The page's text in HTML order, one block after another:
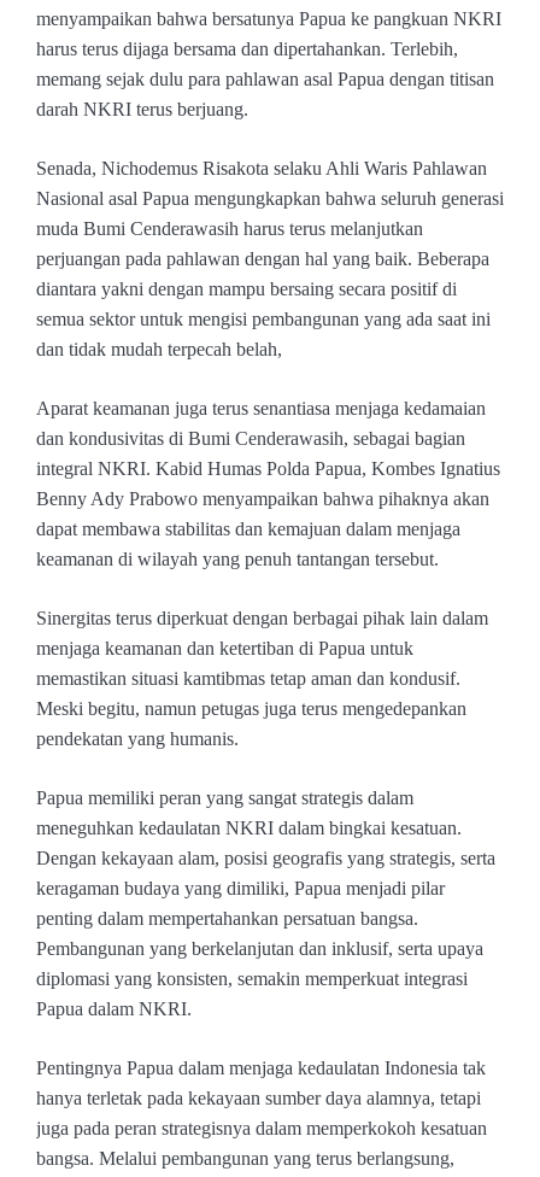
menyampaikan bahwa bersatunya Papua ke pangkuan NKRI
harus terus dijaga bersama dan dipertahankan. Terlebih,
memang sejak dulu para pahlawan asal Papua dengan titisan
darah NKRI terus berjuang.
Senada, Nichodemus Risakota selaku Ahli Waris Pahlawan
Nasional asal Papua mengungkapkan bahwa seluruh generasi
muda Bumi Cenderawasih harus terus melanjutkan
perjuangan pada pahlawan dengan hal yang baik. Beberapa
diantara yakni dengan mampu bersaing secara positif di
semua sektor untuk mengisi pembangunan yang ada saat ini
dan tidak mudah terpecah belah,
Aparat keamanan juga terus senantiasa menjaga kedamaian
dan kondusivitas di Bumi Cenderawasih, sebagai bagian
integral NKRI. Kabid Humas Polda Papua, Kombes Ignatius
Benny Ady Prabowo menyampaikan bahwa pihaknya akan
dapat membawa stabilitas dan kemajuan dalam menjaga
keamanan di wilayah yang penuh tantangan tersebut.
Sinergitas terus diperkuat dengan berbagai pihak lain dalam
menjaga keamanan dan ketertiban di Papua untuk
memastikan situasi kamtibmas tetap aman dan kondusif.
Meski begitu, namun petugas juga terus mengedepankan
pendekatan yang humanis.
Papua memiliki peran yang sangat strategis dalam
meneguhkan kedaulatan NKRI dalam bingkai kesatuan.
Dengan kekayaan alam, posisi geografis yang strategis, serta
keragaman budaya yang dimiliki, Papua menjadi pilar
penting dalam mempertahankan persatuan bangsa.
Pembangunan yang berkelanjutan dan inklusif, serta upaya
diplomasi yang konsisten, semakin memperkuat integrasi
Papua dalam NKRI.
Pentingnya Papua dalam menjaga kedaulatan Indonesia tak
hanya terletak pada kekayaan sumber daya alamnya, tetapi
juga pada peran strategisnya dalam memperkokoh kesatuan
bangsa. Melalui pembangunan yang terus berlangsung,